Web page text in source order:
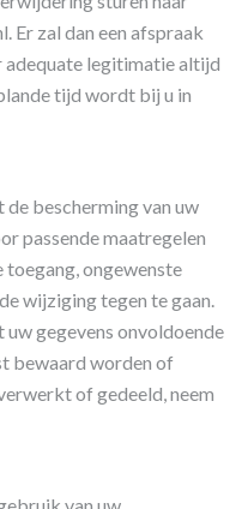
zal dan een afspraak
legitimatie altijd
tijd wordt bij u in
bescherming van uw
passende maatregelen
ongewenste
wijziging tegen te gaan.
gegevens onvoldoende
bewaard worden of
of gedeeld, neem